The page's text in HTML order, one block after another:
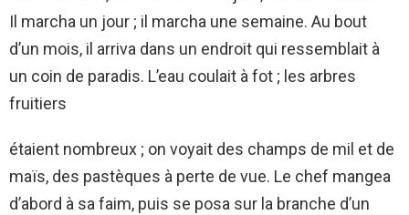
Il marcha un jour ; il marcha une semaine. Au bout
d’un mois, il arriva dans un endroit qui ressemblait à
un coin de paradis. L’eau coulait à fot ; les arbres
fruitiers
étaient nombreux ; on voyait des champs de mil et de
maïs, des pastèques à perte de vue. Le chef mangea
d’abord à sa faim, puis se posa sur la branche d’un